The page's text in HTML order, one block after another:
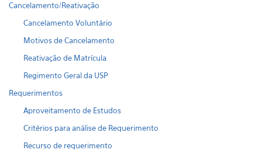
Cancelamento/Reativação
Cancelamento Voluntário
Motivos de Cancelamento
Reativação de Matrícula
Regimento Geral da USP
Requerimentos
Aproveitamento de Estudos
Critérios para análise de Requerimento
Recurso de requerimento